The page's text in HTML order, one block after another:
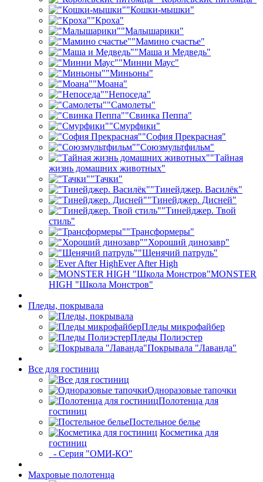
"Кошки-мышки"
"Кроха"
"Малышарики"
"Мамино счастье"
"Маша и Медведь"
"Минни Маус"
"Миньоны"
"Моана"
"Непоседа"
"Самолеты"
"Свинка Пеппа"
"Смурфики"
"София Прекрасная"
"Союзмультфильм"
"Тайная
жизнь домашних животных"
"Тачки"
"Тинейджер. Василёк"
"Тинейджер. Дисней"
"Тинейджер. Твой
стиль"
"Трансформеры"
"Хороший динозавр"
"Щенячий патруль"
Ever After High
MONSTER
HIGH "Школа Монстров"
Пледы, покрывала
Пледы микрофайбер
Пледы Полиэстер
Покрывала "Лаванда"
Все для гостиниц
Одноразовые тапочки
Полотенца для
гостиниц
Постельное белье
Косметика для
гостиниц
- Серия "ОМИ-КО"
Махровые полотенца